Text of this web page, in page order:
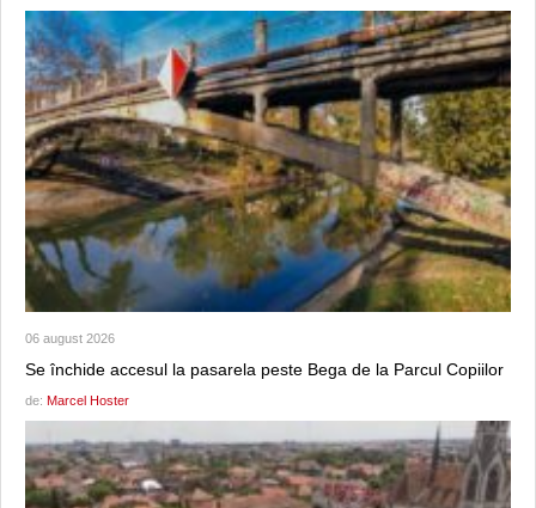
06 august 2026
Se închide accesul la pasarela peste Bega de la Parcul Copiilor
de: Marcel Hoster